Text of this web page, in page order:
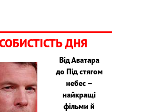
ДНЯ
Від Аватара
до Під стягом
небес –
найкращі
фільми й